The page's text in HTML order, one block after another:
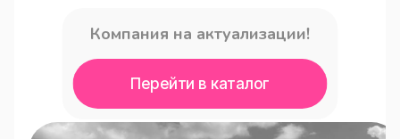
Компания на актуализации!
Перейти в каталог